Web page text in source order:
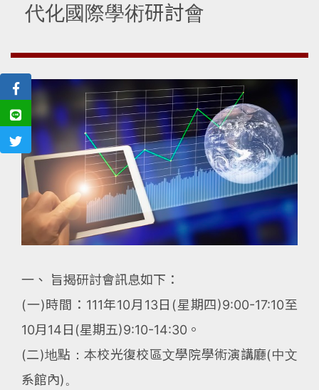
代化國際學術研討會
一、 旨揭研討會訊息如下：
(一)時間：111年10月13日(星期四)9:00-17:10至
10月14日(星期五)9:10-14:30。
(二)地點：本校光復校區文學院學術演講廳(中文
系館內)。